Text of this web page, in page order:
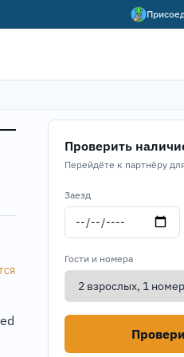
Проверить
Перейдёте к партнёру
Заезд
Гости и номера